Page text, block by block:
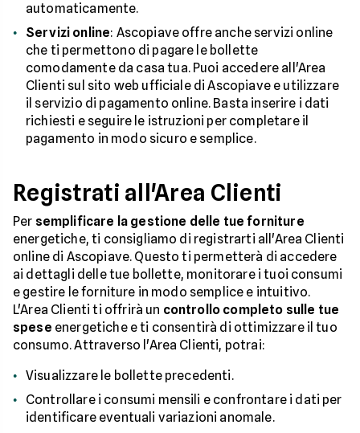
automaticamente.
Servizi online: Ascopiave offre anche servizi online
che ti permettono di pagare le bollette
comodamente da casa tua. Puoi accedere all'Area
Clienti sul sito web ufficiale di Ascopiave e utilizzare
il servizio di pagamento online. Basta inserire i dati
richiesti e seguire le istruzioni per completare il
pagamento in modo sicuro e semplice.
Registrati all'Area Clienti
Per semplificare la gestione delle tue forniture
energetiche, ti consigliamo di registrarti all'Area Clienti
online di Ascopiave. Questo ti permetterà di accedere
ai dettagli delle tue bollette, monitorare i tuoi consumi
e gestire le forniture in modo semplice e intuitivo.
L'Area Clienti ti offrirà un controllo completo sulle tue
spese energetiche e ti consentirà di ottimizzare il tuo
consumo. Attraverso l'Area Clienti, potrai:
Visualizzare le bollette precedenti.
Controllare i consumi mensili e confrontare i dati per
identificare eventuali variazioni anomale.